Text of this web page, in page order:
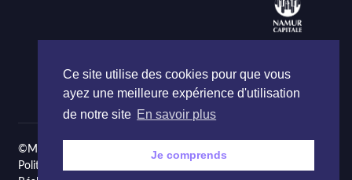
©Maison de la Poésie et de la Langue française Namur
Politique de confidentialité
Ce site utilise des cookies pour que vous
ayez une meilleure expérience d'utilisation
de notre site En savoir plus
Je comprends